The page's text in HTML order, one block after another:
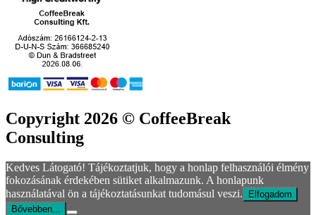
Copyright 2026 © CoffeeBreak
Consulting
Kedves Látogató! Tájékoztatjuk, hogy a honlap felhasználói élmény
fokozásának érdekében sütiket alkalmazunk. A honlapunk
használatával ön a tájékoztatásunkat tudomásul veszi.
Elfogadom
Bővebben...